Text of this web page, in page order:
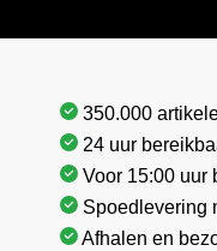
350.000
24 uur
Voor 15:00 uur
Spoedlevering
Afhalen en